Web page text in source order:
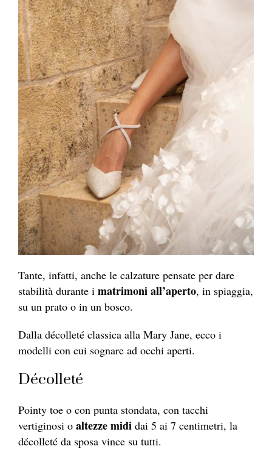
Tante, infatti, anche le calzature pensate per dare
stabilità durante i matrimoni all’aperto, in spiaggia,
su un prato o in un bosco.
Dalla décolleté classica alla Mary Jane, ecco i
modelli con cui sognare ad occhi aperti.
Décolleté
Pointy toe o con punta stondata, con tacchi
vertiginosi o altezze midi dai 5 ai 7 centimetri, la
décolleté da sposa vince su tutti.